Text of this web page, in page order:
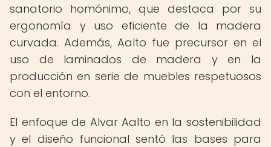
sanatorio homónimo, que destaca por su
ergonomía y uso eficiente de la madera
curvada. Además, Aalto fue precursor en el
uso de laminados de madera y en la
producción en serie de muebles respetuosos
con el entorno.
El enfoque de Alvar Aalto en la sostenibilidad
y el diseño funcional sentó las bases para